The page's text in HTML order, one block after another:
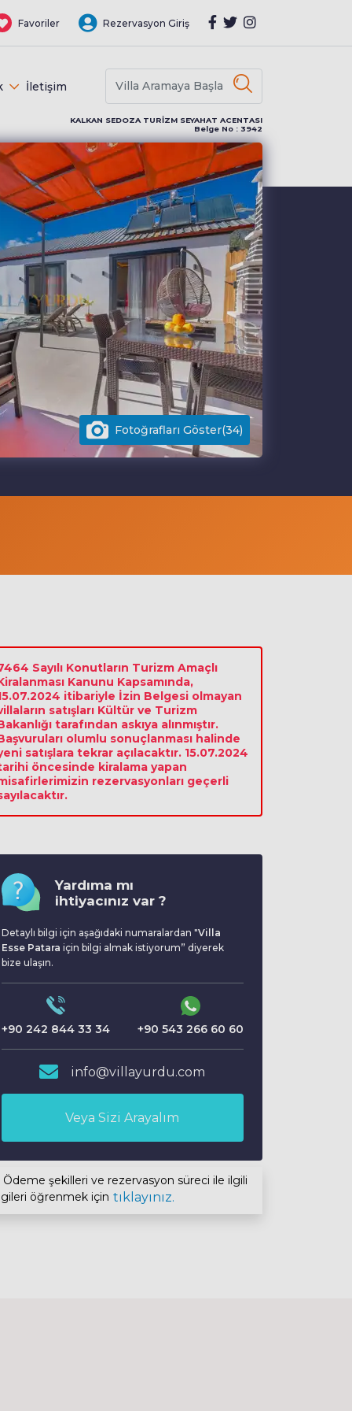
Favoriler Rezervasyon Giriş
İletişim
KALKAN SEDOZA TURİZM SEYAHAT ACENTASI
Belge No : 3942
Fotoğrafları Göster(34)
Sayılı Konutların Turizm Amaçlı
Kanunu Kapsamında,
itibariyle İzin Belgesi olmayan
satışları Kültür ve Turizm
tarafından askıya alınmıştır.
olumlu sonuçlanması halinde
satışlara tekrar açılacaktır. 15.07.2024
öncesinde kiralama yapan
rezervasyonları geçerli
Yardıma mı
ihtiyacınız var ?
Detaylı bilgi için aşağıdaki numaralardan "Villa
Esse Patara için bilgi almak istiyorum” diyerek
bize ulaşın.
+90 242 844 33 34 +90 543 266 60 60
info@villayurdu.com
Veya Sizi Arayalım
Ödeme şekilleri ve rezervasyon süreci ile ilgili
öğrenmek için tıklayınız.